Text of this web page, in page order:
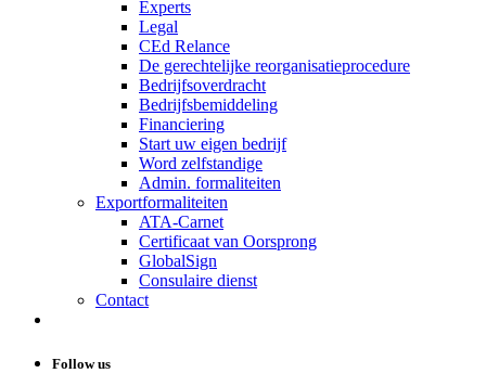
Experts
Legal
CEd Relance
De gerechtelijke reorganisatieprocedure
Bedrijfsoverdracht
Bedrijfsbemiddeling
Financiering
Start uw eigen bedrijf
Word zelfstandige
Admin. formaliteiten
Exportformaliteiten
ATA-Carnet
Certificaat van Oorsprong
GlobalSign
Consulaire dienst
Contact
Follow us